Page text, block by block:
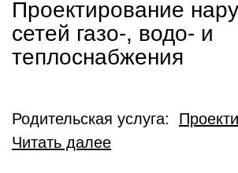
Проектирование
сетей газо-, водо- и
теплоснабжения
Родительская услуга:
Читать далее